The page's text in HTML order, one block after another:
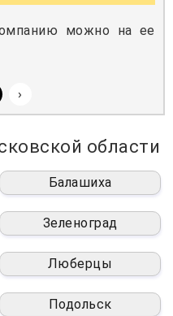
можно на ее
›
области
Балашиха
Зеленоград
Люберцы
Подольск